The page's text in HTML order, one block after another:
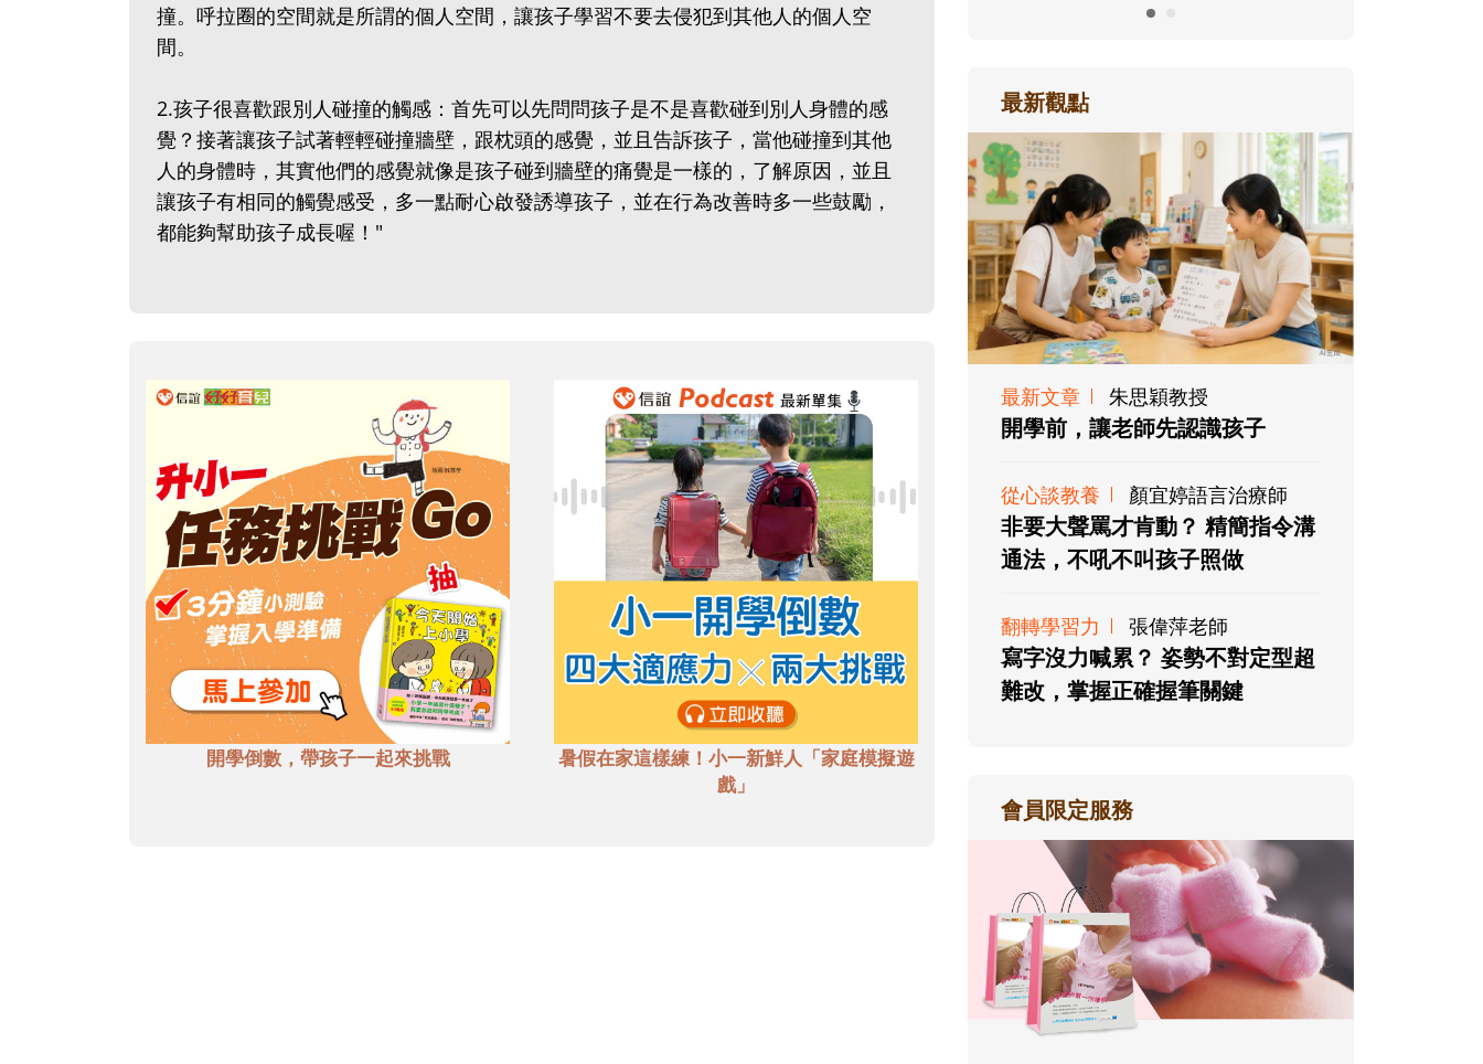
撞。呼拉圈的空間就是所謂的個人空間，讓孩子學習不要去侵犯到其他人的個人空
間。
2.孩子很喜歡跟別人碰撞的觸感：首先可以先問問孩子是不是喜歡碰到別人身體的感
覺？接著讓孩子試著輕輕碰撞牆壁，跟枕頭的感覺，並且告訴孩子，當他碰撞到其他
人的身體時，其實他們的感覺就像是孩子碰到牆壁的痛覺是一樣的，了解原因，並且
讓孩子有相同的觸覺感受，多一點耐心啟發誘導孩子，並在行為改善時多一些鼓勵，
都能夠幫助孩子成長喔！"
開學倒數，帶孩子一起來挑戰
暑假在家這樣練！小一新鮮人「家庭模擬遊
戲」
最新觀點
最新文章 朱思穎教授
開學前，讓老師先認識孩子
從心談教養 顏宜婷語言治療師
非要大聲罵才肯動？ 精簡指令溝
通法，不吼不叫孩子照做
翻轉學習力 張偉萍老師
寫字沒力喊累？ 姿勢不對定型超
難改，掌握正確握筆關鍵
會員限定服務